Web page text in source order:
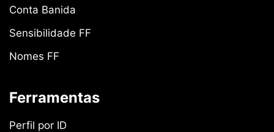
Conta Banida
Sensibilidade FF
Nomes FF
Ferramentas
Perfil por ID